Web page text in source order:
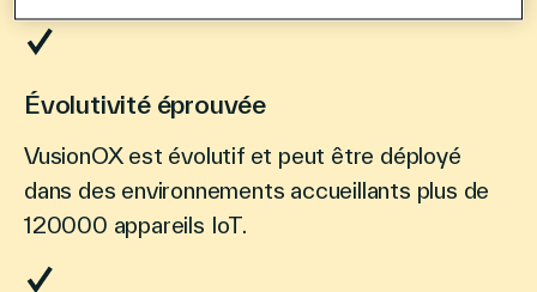
Évolutivité éprouvée
VusionOX est évolutif et peut être déployé
dans des environnements accueillants plus de
120000 appareils IoT.